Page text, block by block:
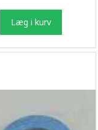
Læg i kurv